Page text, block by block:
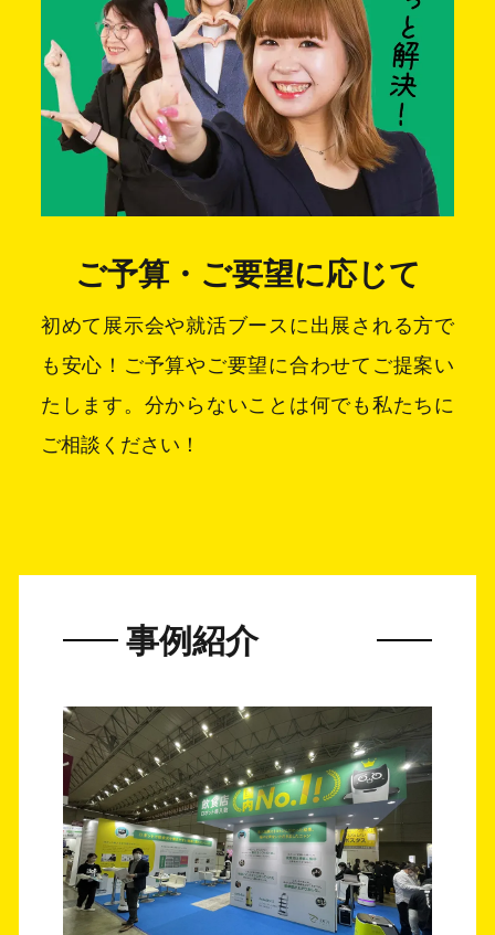
ご予算・ご要望に応じて
初めて展示会や就活ブースに出展される方で
も安心！ご予算やご要望に合わせてご提案い
たします。分からないことは何でも私たちに
ご相談ください！
事例紹介